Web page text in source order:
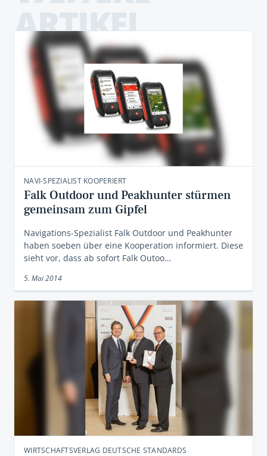
ARTIKEL
NAVI-SPEZIALIST KOOPERIERT
Falk Outdoor und Peakhunter stürmen
gemeinsam zum Gipfel
Navigations-Spezialist Falk Outdoor und Peakhunter
haben soeben über eine Kooperation informiert. Diese
sieht vor, dass ab sofort Falk Outoo…
5. Mai 2014
WIRTSCHAFTSVERLAG DEUTSCHE STANDARDS